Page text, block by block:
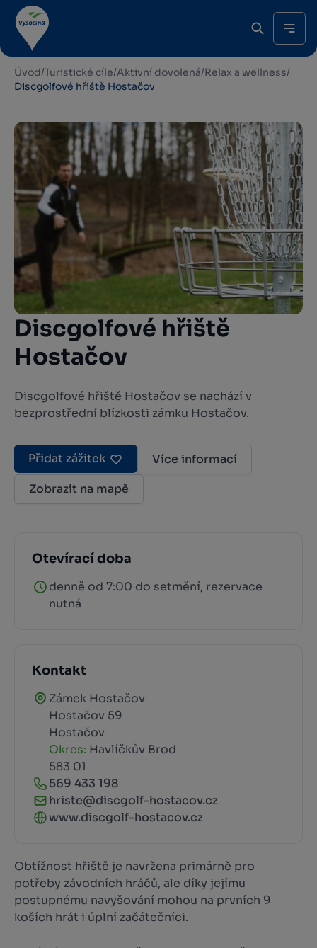
Úvod/Turistické cíle/Aktivní dovolená/Relax a wellness/
Discgolfové hřiště Hostačov
Discgolfové hřiště
Hostačov
Discgolfové hřiště Hostačov se nachází v
bezprostřední blízkosti zámku Hostačov.
Přidat zážitek
Více informací
Zobrazit na mapě
Otevírací doba
denně od 7:00 do setmění, rezervace
nutná
Kontakt
Zámek Hostačov
Hostačov 59
Hostačov
Okres: Havlíčkův Brod
583 01
569 433 198
hriste@discgolf-hostacov.cz
www.discgolf-hostacov.cz
Obtížnost hřiště je navržena primárně pro
potřeby závodních hráčů, ale díky jejímu
postupnému navyšování mohou na prvních 9
koších hrát i úplní začátečníci.